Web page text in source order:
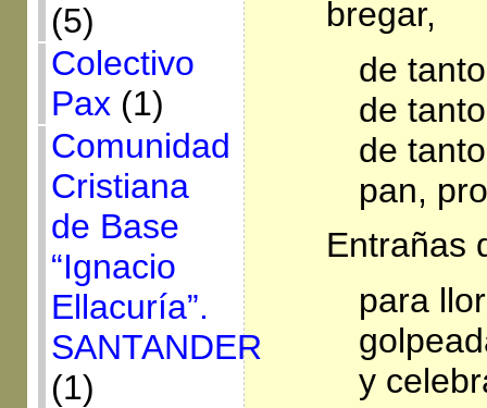
(5)
Colectivo
Pax (1)
Comunidad
Cristiana
de Base
“Ignacio
Ellacuría”.
SANTANDER
(1)
bregar,
de
de
de
pan,
Entrañas
para
y